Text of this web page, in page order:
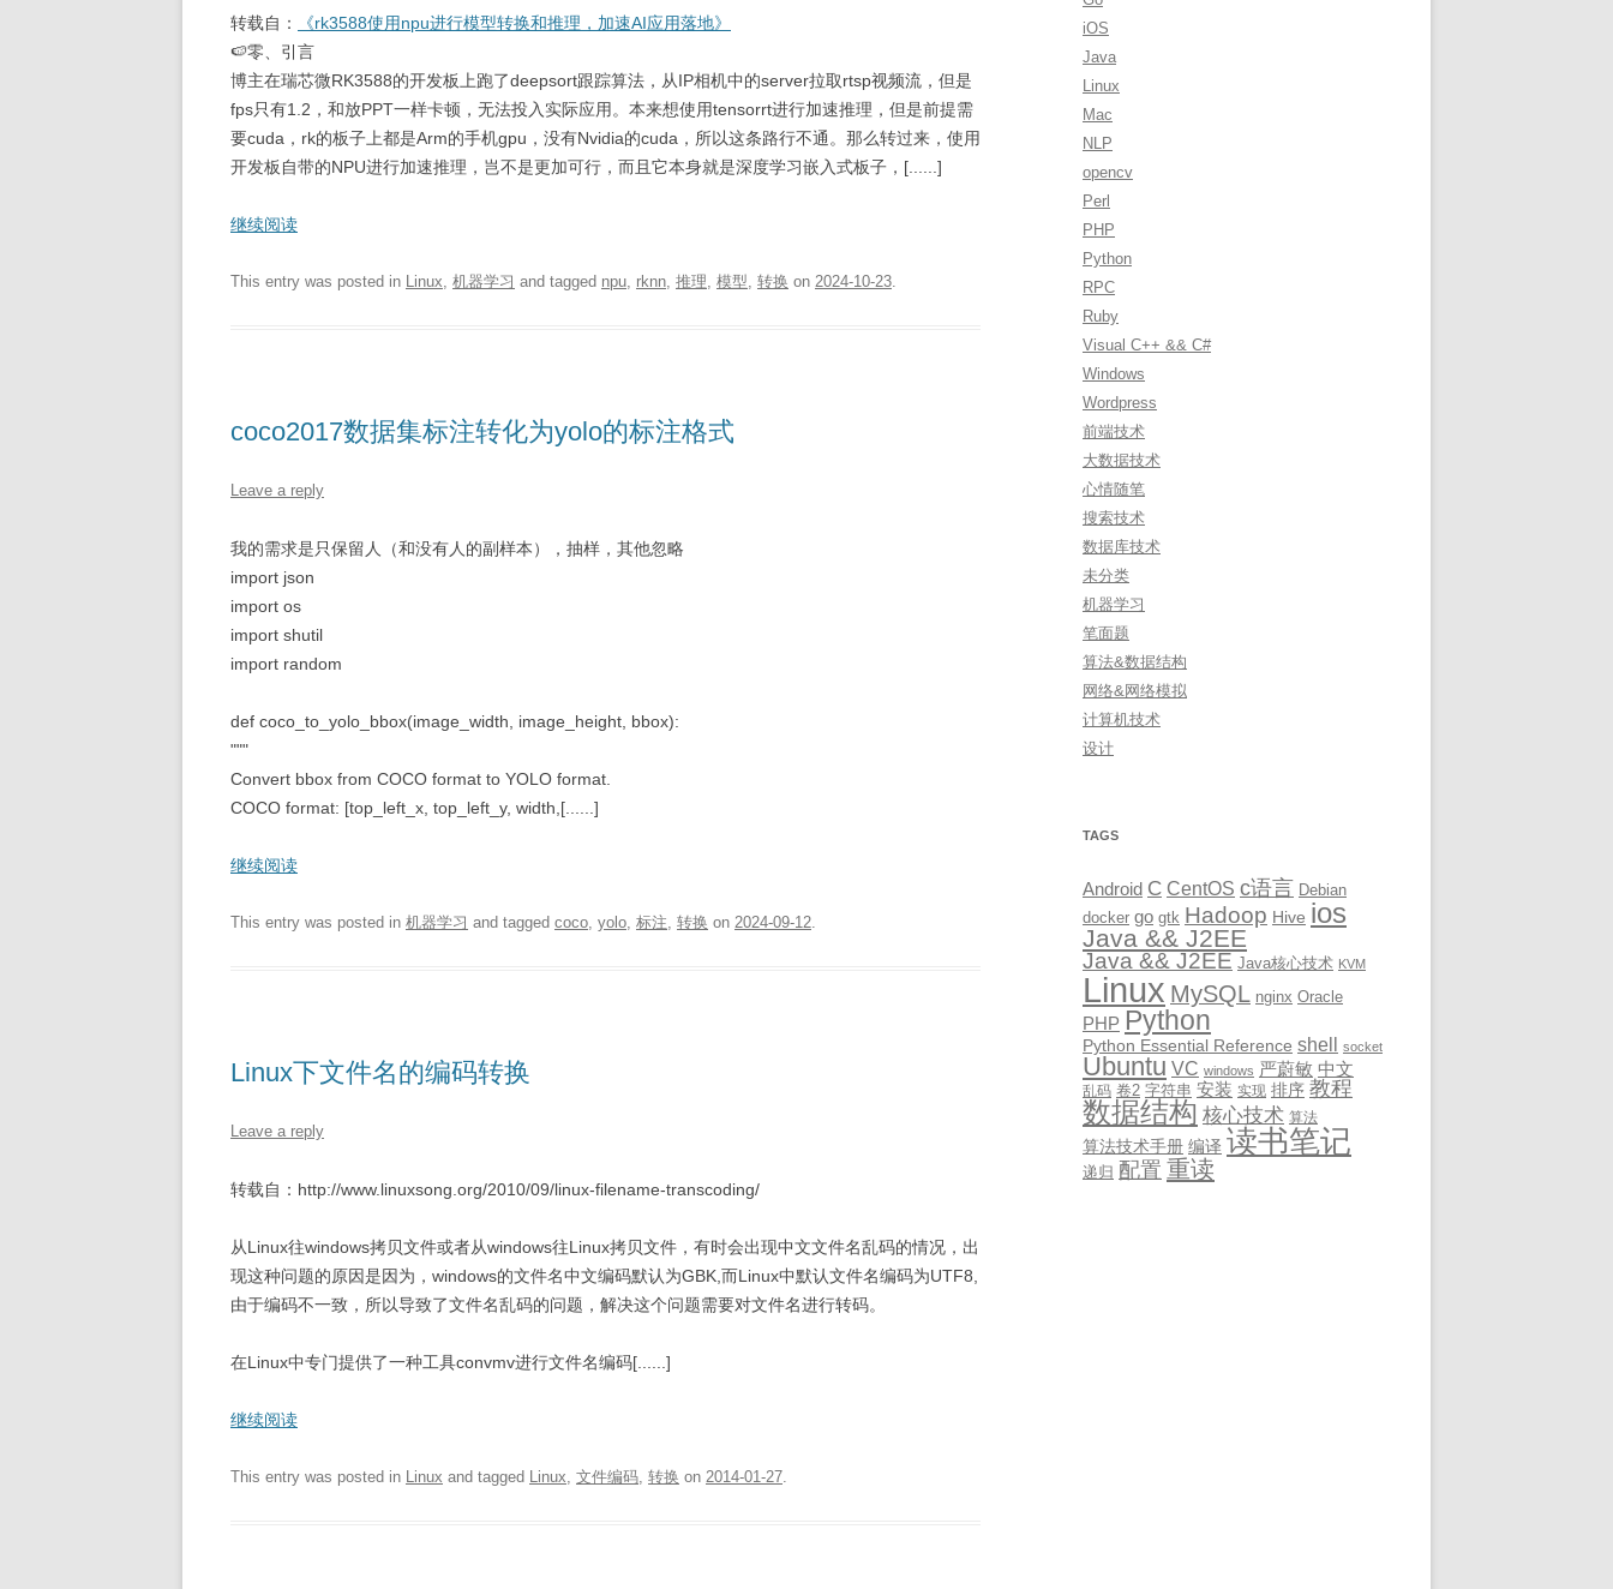
转载自：
《rk3588使用npu进行模型转换和推理，加速AI应用落地》
🍉零、引言
博主在瑞芯微RK3588的开发板上跑了deepsort跟踪算法，从IP相机中的server拉取rtsp视频流，但是
fps只有1.2，和放PPT一样卡顿，无法投入实际应用。本来想使用tensorrt进行加速推理，但是前提需
要cuda，rk的板子上都是Arm的手机gpu，没有Nvidia的cuda，所以这条路行不通。那么转过来，使用
开发板自带的NPU进行加速推理，岂不是更加可行，而且它本身就是深度学习嵌入式板子，[......]
继续阅读
This entry was posted in Linux, 机器学习 and tagged npu, rknn, 推理, 模型, 转换 on 2024-10-23.
coco2017数据集标注转化为yolo的标注格式
Leave a reply
我的需求是只保留人（和没有人的副样本），抽样，其他忽略
import json
import os
import shutil
import random
def coco_to_yolo_bbox(image_width, image_height, bbox):
"""
Convert bbox from COCO format to YOLO format.
COCO format: [top_left_x, top_left_y, width,[......]
继续阅读
This entry was posted in 机器学习 and tagged coco, yolo, 标注, 转换 on 2024-09-12.
Linux下文件名的编码转换
Leave a reply
转载自：http://www.linuxsong.org/2010/09/linux-filename-transcoding/
从Linux往windows拷贝文件或者从windows往Linux拷贝文件，有时会出现中文文件名乱码的情况，出
现这种问题的原因是因为，windows的文件名中文编码默认为GBK,而Linux中默认文件名编码为UTF8,
由于编码不一致，所以导致了文件名乱码的问题，解决这个问题需要对文件名进行转码。
在Linux中专门提供了一种工具convmv进行文件名编码[......]
继续阅读
This entry was posted in Linux and tagged Linux, 文件编码, 转换 on 2014-01-27.
r
:
iOS
Java
Linux
Mac
NLP
opencv
Perl
PHP
Python
RPC
Ruby
Visual C++ && C#
Windows
Wordpress
前端技术
大数据技术
心情随笔
搜索技术
数据库技术
未分类
机器学习
笔面题
算法&数据结构
网络&网络模拟
计算机技术
设计
TAGS
Android C CentOS c语言 Debian
docker go gtk Hadoop Hive ios
Java && J2EE
Java && J2EE Java核心技术 KVM
Linux MySQL nginx Oracle
PHP Python
Python Essential Reference shell socket
Ubuntu VC windows 严蔚敏 中文
乱码 卷2 字符串 安装 实现 排序 教程
数据结构 核心技术 算法
算法技术手册 编译 读书笔记
递归 配置 重读